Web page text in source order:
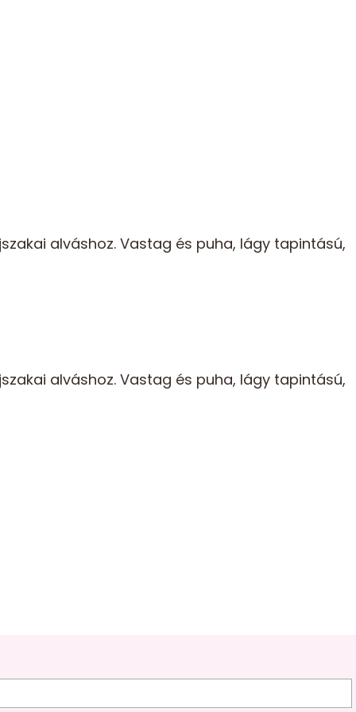
alváshoz. Vastag és puha, lágy tapintású,
alváshoz. Vastag és puha, lágy tapintású,